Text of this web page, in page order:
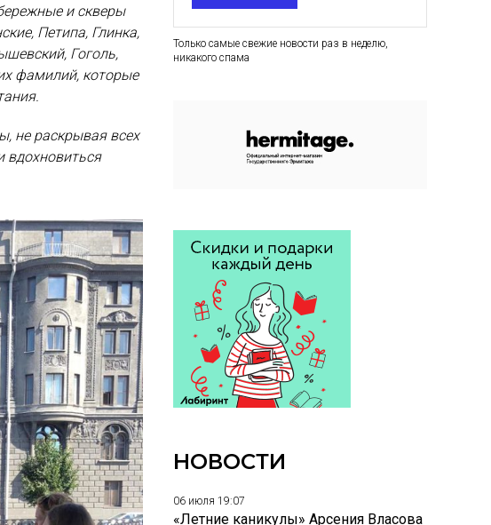
и скверы
Петипа, Глинка,
Гоголь,
фамилий, которые
не раскрывая всех
вдохновиться
Только самые свежие новости раз в неделю,
никакого спама
НОВОСТИ
06 июля 19:07
«Летние каникулы» Арсения Власова